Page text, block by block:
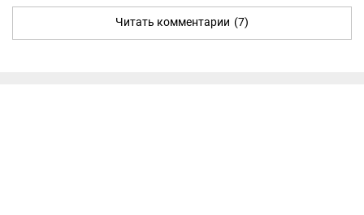
Читать комментарии (7)